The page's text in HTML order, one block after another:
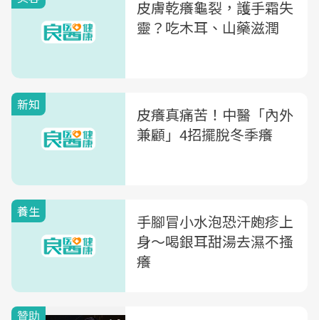
皮膚乾癢龜裂，護手霜失
靈？吃木耳、山藥滋潤
新知
皮癢真痛苦！中醫「內外
兼顧」4招擺脫冬季癢
養生
手腳冒小水泡恐汗皰疹上
身〜喝銀耳甜湯去濕不搔
癢